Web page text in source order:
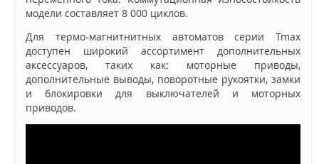
модели составляет 8 000 циклов.
Для термо-магнитнитных автоматов серии Tmax
доступен широкий ассортимент дополнительных
аксессуаров, таких как: моторные приводы,
дополнительные выводы, поворотные рукоятки, замки
и блокировки для выключателей и моторных
приводов.